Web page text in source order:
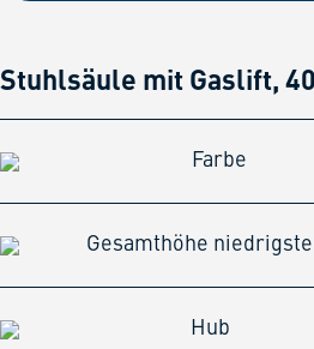
Stuhlsäule mit Gaslift,
Farbe
Gesamthöhe
Hub